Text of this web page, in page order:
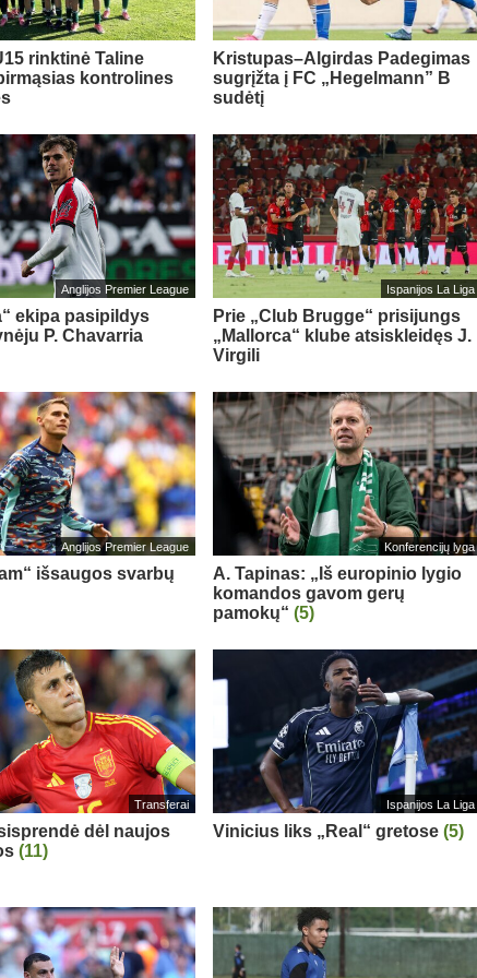
rinktinė Taline
kontrolines
Kristupas–Algirdas Padegimas
sugrįžta į FC „Hegelmann” B
sudėtį
Anglijos Premier League
ekipa pasipildys
P. Chavarria
Ispanijos La Liga
Prie „Club Brugge“ prisijungs
„Mallorca“ klube atsiskleidęs J.
Virgili
Anglijos Premier League
išsaugos svarbų
Konferencijų lyga
A. Tapinas: „Iš europinio lygio
komandos gavom gerų
pamokų“ (5)
Transferai
dėl naujos
(11)
Ispanijos La Liga
Vinicius liks „Real“ gretose (5)